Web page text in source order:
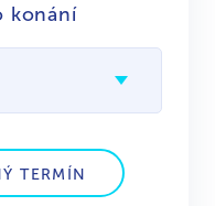
konání
TERMÍN